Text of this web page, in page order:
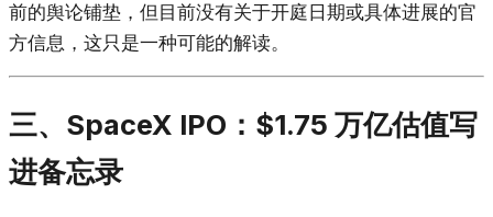
前的舆论铺垫，但目前没有关于开庭日期或具体进展的官
方信息，这只是一种可能的解读。
三、SpaceX IPO：$1.75 万亿估值写
进备忘录